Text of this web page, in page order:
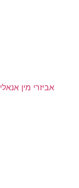
אביזרי מין אנאלי